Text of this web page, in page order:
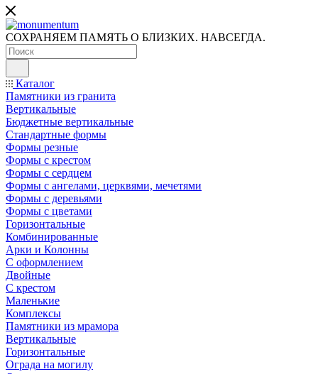
СОХРАНЯЕМ ПАМЯТЬ О БЛИЗКИХ. НАВСЕГДА.
Каталог
Памятники из гранита
Вертикальные
Бюджетные вертикальные
Стандартные формы
Формы резные
Формы с крестом
Формы с сердцем
Формы с ангелами, церквями, мечетями
Формы с деревьями
Формы с цветами
Горизонтальные
Комбинированные
Арки и Колонны
С оформлением
Двойные
С крестом
Маленькие
Комплексы
Памятники из мрамора
Вертикальные
Горизонтальные
Ограда на могилу